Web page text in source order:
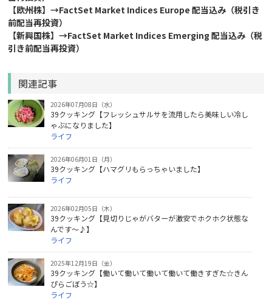
【欧州株】→FactSet Market Indices Europe 配当込み（税引き
前配当再投資）
【新興国株】→FactSet Market Indices Emerging 配当込み（税
引き前配当再投資）
関連記事
2026年07月08日（水）
39クッキング【フレッシュサルサを流用したら美味しい冷し
ゃぶになりました】
ライフ
2026年06月01日（月）
39クッキング【ハマグリもらっちゃいました】
ライフ
2026年02月05日（木）
39クッキング【見切りじゃがバターが激安でホクホク状態な
んです～♪】
ライフ
2025年12月19日（金）
39クッキング【働いて働いて働いて働いて働きすぎた☆きん
ぴらごぼう☆】
ライフ